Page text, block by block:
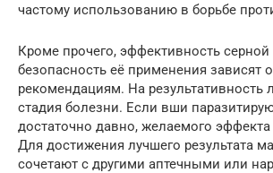
частому использованию в борьбе
Кроме прочего, эффективность
безопасность её применения зависят
рекомендациям. На результативность
стадия болезни. Если вши
достаточно давно, желаемого эффекта
Для достижения лучшего результата
сочетают с другими аптечными или